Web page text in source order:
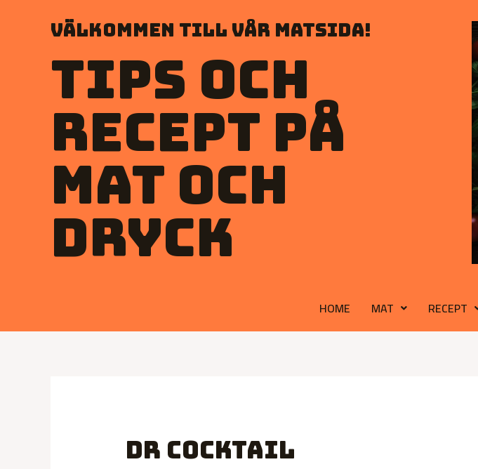
Välkommen till vår matsida!
Tips och
recept på
mat och
dryck
HOME MAT RECEPT
Dr Cocktail